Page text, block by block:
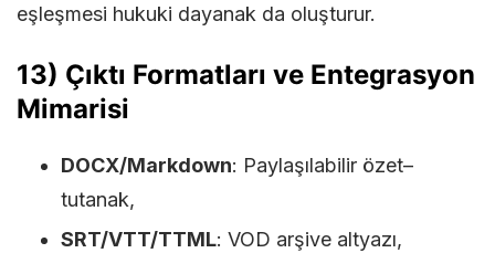
eşleşmesi hukuki dayanak da oluşturur.
13) Çıktı Formatları ve Entegrasyon
Mimarisi
DOCX/Markdown: Paylaşılabilir özet–
tutanak,
SRT/VTT/TTML: VOD arşive altyazı,